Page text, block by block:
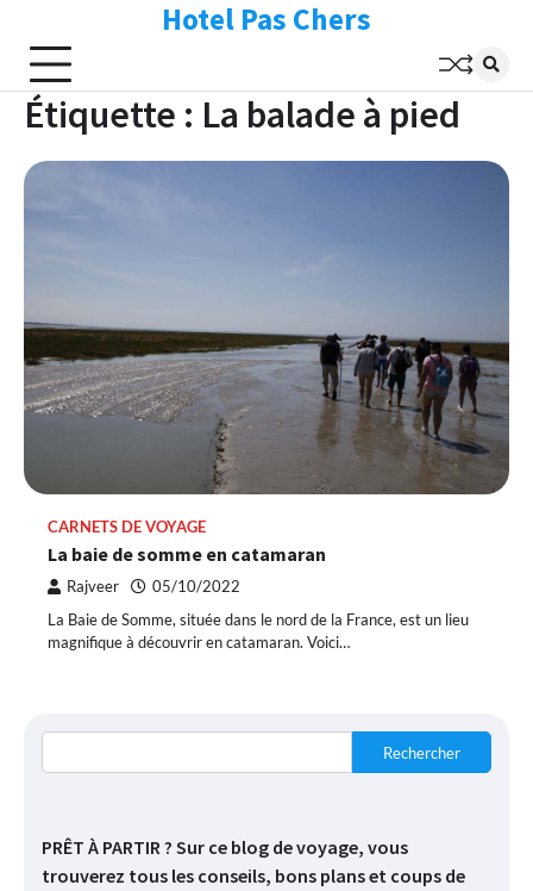
content
Hotel Pas Chers
Étiquette : La balade à pied
CARNETS DE VOYAGE
La baie de somme en catamaran
Rajveer 05/10/2022
La Baie de Somme, située dans le nord de la France, est un lieu
magnifique à découvrir en catamaran. Voici…
Rechercher
PRÊT À PARTIR ? Sur ce blog de voyage, vous
trouverez tous les conseils, bons plans et coups de